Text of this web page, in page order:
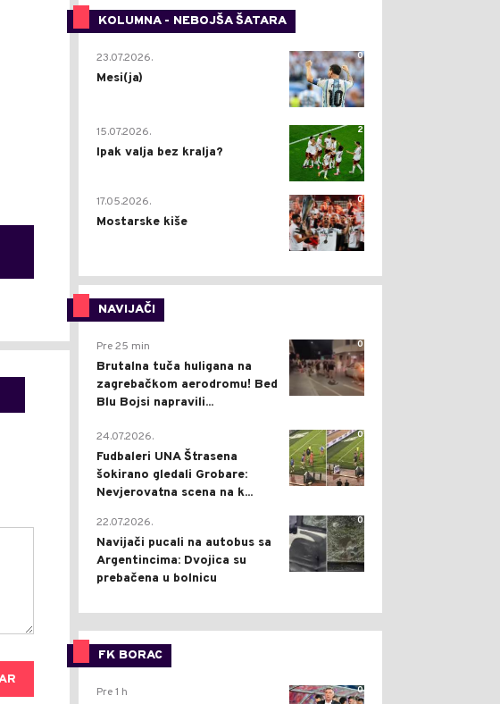
KOLUMNA - NEBOJŠA ŠATARA
0
23.07.2026.
Mesi(ja)
2
15.07.2026.
Ipak valja bez kralja?
0
17.05.2026.
Mostarske kiše
NAVIJAČI
0
Pre 25 min
Brutalna tuča huligana na
zagrebačkom aerodromu! Bed
Blu Bojsi napravili...
0
24.07.2026.
Fudbaleri UNA Štrasena
šokirano gledali Grobare:
Nevjerovatna scena na k...
0
22.07.2026.
Navijači pucali na autobus sa
Argentincima: Dvojica su
prebačena u bolnicu
FK BORAC
0
Pre 1 h